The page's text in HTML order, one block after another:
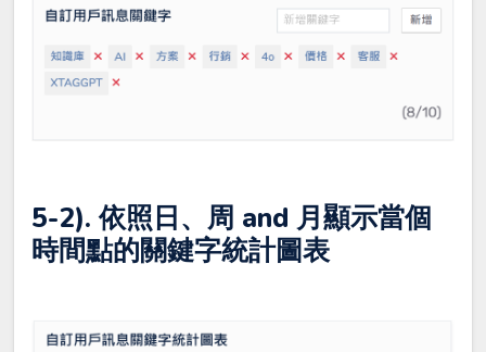
5-2). 依照日、周 and 月顯示當個
時間點的關鍵字統計圖表